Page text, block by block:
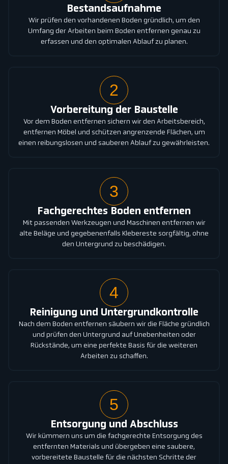
Bestandsaufnahme
Wir prüfen den vorhandenen Boden gründlich, um den
Umfang der Arbeiten beim Boden entfernen genau zu
erfassen und den optimalen Ablauf zu planen.
2
Vorbereitung der Baustelle
Vor dem Boden entfernen sichern wir den Arbeitsbereich,
entfernen Möbel und schützen angrenzende Flächen, um
einen reibungslosen und sauberen Ablauf zu gewährleisten.
3
Fachgerechtes Boden entfernen
Mit passenden Werkzeugen und Maschinen entfernen wir
alte Beläge und gegebenenfalls Klebereste sorgfältig, ohne
den Untergrund zu beschädigen.
4
Reinigung und Untergrundkontrolle
Nach dem Boden entfernen säubern wir die Fläche gründlich
und prüfen den Untergrund auf Unebenheiten oder
Rückstände, um eine perfekte Basis für die weiteren
Arbeiten zu schaffen.
5
Entsorgung und Abschluss
Wir kümmern uns um die fachgerechte Entsorgung des
entfernten Materials und übergeben eine saubere,
vorbereitete Baustelle für die nächsten Schritte der